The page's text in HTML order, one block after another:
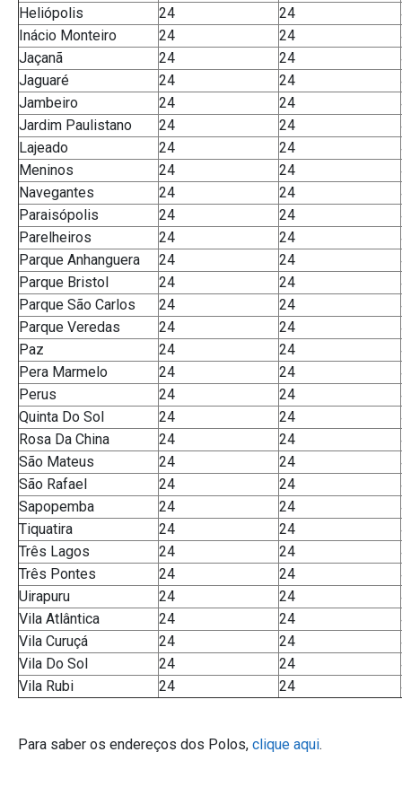
Heliópolis
24 24
Inácio Monteiro
24 24
Jaçanã
24 24
Jaguaré
24 24
Jambeiro
24 24
Jardim Paulistano
24 24
Lajeado
24 24
Meninos
24 24
Navegantes
24 24
Paraisópolis
24 24
Parelheiros
24 24
Parque Anhanguera
24 24
Parque Bristol
24 24
Parque São Carlos
24 24
Parque Veredas
24 24
Paz
24 24
Pera Marmelo
24 24
Perus
24 24
Quinta Do Sol
24 24
Rosa Da China
24 24
São Mateus
24 24
São Rafael
24 24
Sapopemba
24 24
Tiquatira
24 24
Três Lagos
24 24
Três Pontes
24 24
Uirapuru
24 24
Vila Atlântica
24 24
Vila Curuçá
24 24
Vila Do Sol
24 24
Vila Rubi
24 24
Para saber os endereços dos Polos, clique aqui.